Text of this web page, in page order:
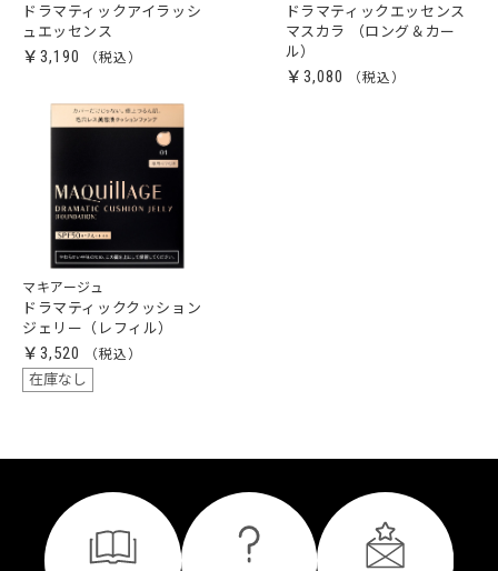
ドラマティックアイラッシ
ュエッセンス
￥3,190
ドラマティックエッセンス
マスカラ （ロング＆カー
ル）
￥3,080
マキアージュ
ドラマティッククッション
ジェリー（レフィル）
￥3,520
在庫なし